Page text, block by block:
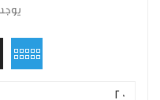
يوجد 1 من المنتجات
20